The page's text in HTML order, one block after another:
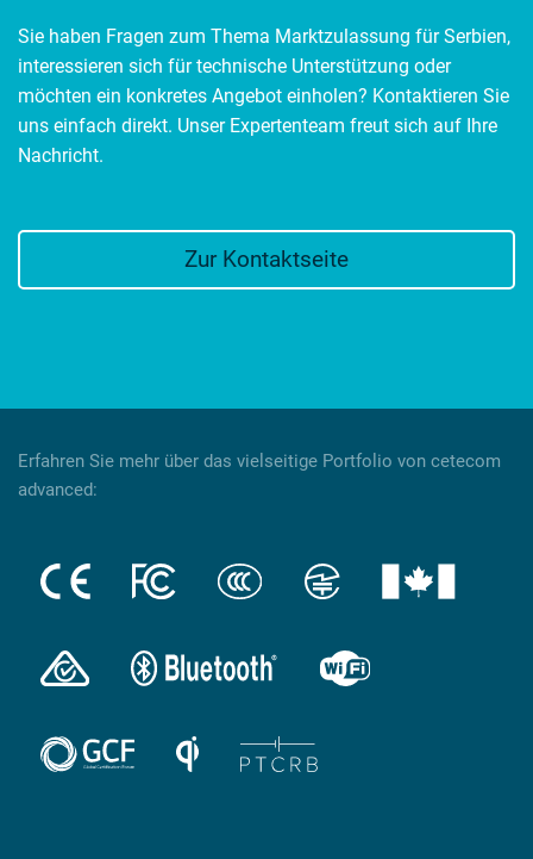
Sie haben Fragen zum Thema Marktzulassung für Serbien,
interessieren sich für technische Unterstützung oder
möchten ein konkretes Angebot einholen? Kontaktieren Sie
uns einfach direkt. Unser Expertenteam freut sich auf Ihre
Nachricht.
Zur Kontaktseite
Erfahren Sie mehr über das vielseitige Portfolio von cetecom
advanced: